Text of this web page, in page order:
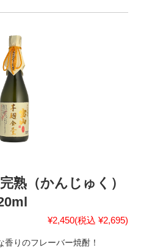
熟（かんじゅく）
¥2,450(税込 ¥2,695)
りのフレーバー焼酎！